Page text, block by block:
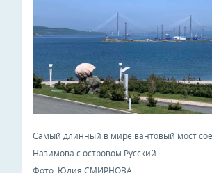
Самый длинный в мире вантовый мост
Назимова с островом Русский.
Фото: Юлия СМИРНОВА